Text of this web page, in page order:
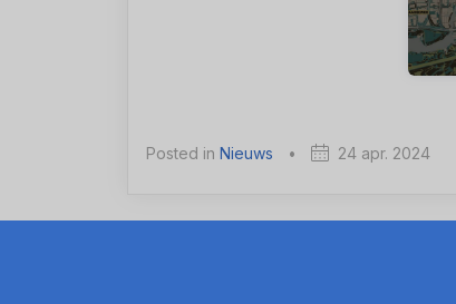
Posted in Nieuws • 24 apr. 2024